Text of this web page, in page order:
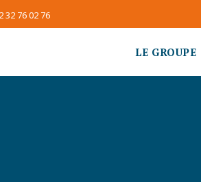
32 76 02 76
LE GROUPE